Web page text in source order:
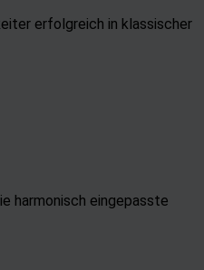
erfolgreich in klassischer
harmonisch eingepasste